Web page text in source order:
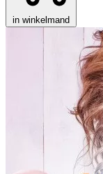
in winkelmand